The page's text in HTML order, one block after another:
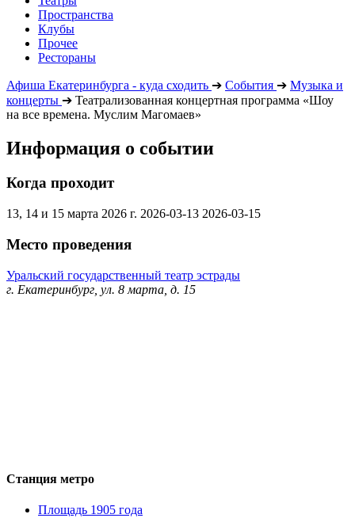
Пространства
Клубы
Прочее
Рестораны
Афиша Екатеринбурга - куда сходить ➔ События ➔ Музыка и
концерты ➔ Театрализованная концертная программа «Шоу
на все времена. Муслим Магомаев»
Информация о событии
Когда проходит
13, 14 и 15 марта 2026 г. 2026-03-13 2026-03-15
Место проведения
Уральский государственный театр эстрады
г. Екатеринбург, ул. 8 марта, д. 15
Станция метро
Площадь 1905 года